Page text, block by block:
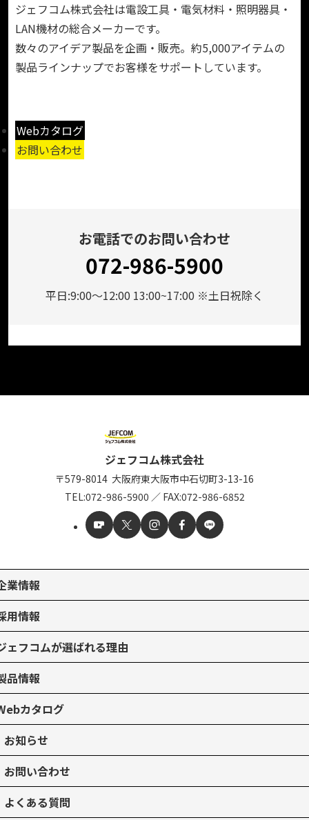
ジェフコム株式会社は電設工具・電気材料・照明器具・
LAN機材の総合メーカーです。
数々のアイデア製品を企画・販売。約5,000アイテムの
製品ラインナップでお客様をサポートしています。
Webカタログ
お問い合わせ
お電話でのお問い合わせ
072-986-5900
平日:9:00～12:00 13:00~17:00 ※土日祝除く
ジェフコム株式会社
〒579-8014 大阪府東大阪市中石切町3-13-16
TEL:072-986-5900 ／ FAX:072-986-6852
業情報
用情報
ェフコムが選ばれる理由
品情報
カタログ
お知らせ
お問い合わせ
よくある質問